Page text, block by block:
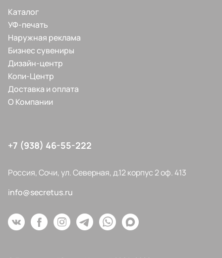
Каталог
УФ-печать
Наружная реклама
Бизнес сувениры
Дизайн-центр
Копи-Центр
Доставка и оплата
О Компании
+7 (938) 46-55-222
Россия, Сочи, ул. Северная, д.12 корпус 2 оф. 413
info@secretus.ru